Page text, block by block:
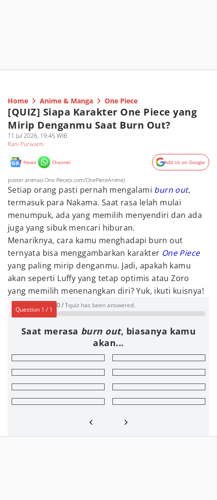
Home Anime & Manga One Piece
[QUIZ] Siapa Karakter One Piece yang
Mirip Denganmu Saat Burn Out?
11 Jul 2026, 19:45 WIB
Rani Purwanti
News Channel Add Us on Google
poster animasi One Piece(x.com/OnePieceAnime)
Setiap orang pasti pernah mengalami burn out,
termasuk para Nakama. Saat rasa lelah mulai
menumpuk, ada yang memilih menyendiri dan ada
juga yang sibuk mencari hiburan.
Menariknya, cara kamu menghadapi burn out
ternyata bisa menggambarkan karakter One Piece
yang paling mirip denganmu. Jadi, apakah kamu
akan seperti Luffy yang tetap optimis atau Zoro
yang memilih menenangkan diri? Yuk, ikuti kuisnya!
Question 1 / 1
0/ 1quiz has been answered.
Saat merasa burn out, biasanya kamu
akan...